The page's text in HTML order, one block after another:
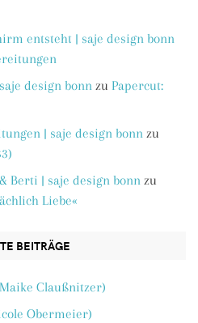
entsteht | saje design bonn
design bonn zu Papercut:
| saje design bonn zu
Berti | saje design bonn zu
Liebe«
BEITRÄGE
Claußnitzer)
Obermeier)